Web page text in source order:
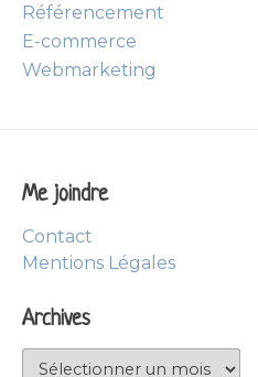
Référencement
E-commerce
Webmarketing
Me joindre
Contact
Mentions Légales
Archives
Archives